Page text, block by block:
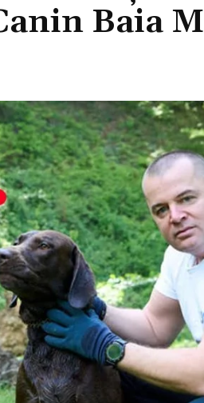
Baia